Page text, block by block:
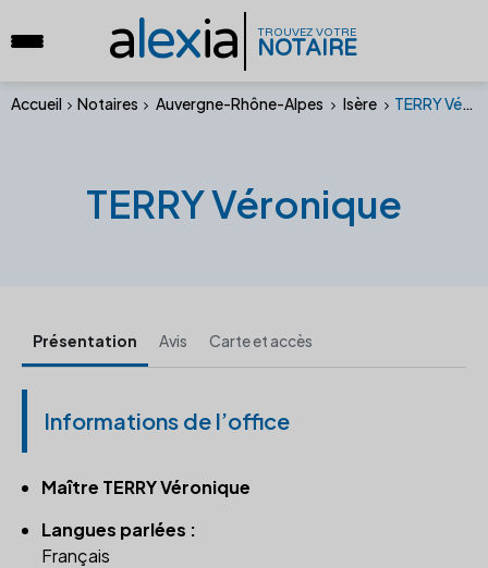
alexia TROUVEZ VOTRE
NOTAIRE
Accueil Notaires Auvergne-Rhône-Alpes Isère TERRY Véronique
TERRY Véronique
Présentation Avis Carte et accès
Informations de l’office
Maître TERRY Véronique
Langues parlées :
Français